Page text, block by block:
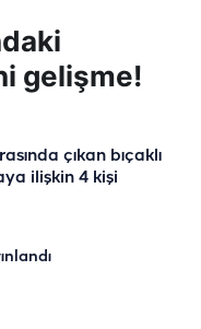
gelişme!
çıkan bıçaklı
ilişkin 4 kişi